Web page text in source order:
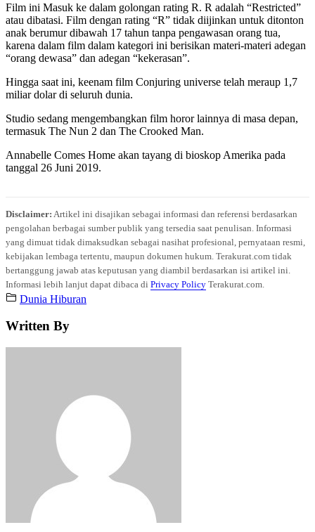
Film ini Masuk ke dalam golongan rating R. R adalah “Restricted”
atau dibatasi. Film dengan rating “R” tidak diijinkan untuk ditonton
anak berumur dibawah 17 tahun tanpa pengawasan orang tua,
karena dalam film dalam kategori ini berisikan materi-materi adegan
“orang dewasa” dan adegan “kekerasan”.
Hingga saat ini, keenam film Conjuring universe telah meraup 1,7
miliar dolar di seluruh dunia.
Studio sedang mengembangkan film horor lainnya di masa depan,
termasuk The Nun 2 dan The Crooked Man.
Annabelle Comes Home akan tayang di bioskop Amerika pada
tanggal 26 Juni 2019.
Disclaimer: Artikel ini disajikan sebagai informasi dan referensi berdasarkan
pengolahan berbagai sumber publik yang tersedia saat penulisan. Informasi
yang dimuat tidak dimaksudkan sebagai nasihat profesional, pernyataan resmi,
kebijakan lembaga tertentu, maupun dokumen hukum. Terakurat.com tidak
bertanggung jawab atas keputusan yang diambil berdasarkan isi artikel ini.
Informasi lebih lanjut dapat dibaca di Privacy Policy Terakurat.com.
Dunia Hiburan
Written By